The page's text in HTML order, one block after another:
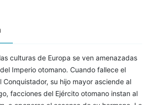
culturas de Europa se ven amenazadas
Imperio otomano. Cuando fallece el
Conquistador, su hijo mayor asciende al
facciones del Ejército otomano instan al